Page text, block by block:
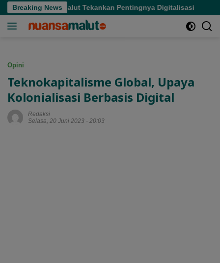
Langsung
ke
Breaking News
Tekankan Pentingnya Digitalisasi Hasby Yusuf
Opini
Teknokapitalisme Global, Upaya
Kolonialisasi Berbasis Digital
Redaksi
Selasa, 20 Juni 2023 - 20:03